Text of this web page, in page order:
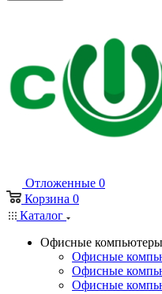
Отложенные 0
Корзина 0
Каталог
Офисные компьютеры
Офисные
Офисные
Офисные